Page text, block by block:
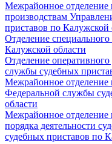
Межрайонное
производствам
приставов по Калужской
Отделение
Калужской области
Отделение
службы судебных
Межрайонное отделение
Федеральной службы
области
Межрайонное отделение
порядка деятельности
судебных приставов по